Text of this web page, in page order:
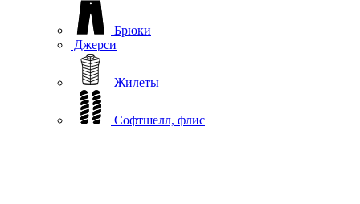
Брюки
Джерси
Жилеты
Софтшелл, флис